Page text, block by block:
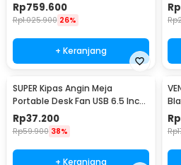
Rp759.600
Rp1.025.900 26%
+ Keranjang
Rp
Rp
SUPER Kipas Angin Meja
Portable Desk Fan USB 6.5 Inch
4.5W - A8
Rp37.200
Rp59.900 38%
+ Keranjang
Rp
Rp